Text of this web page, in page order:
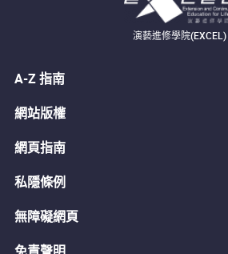
演藝進修學院(EXCEL)
A-Z 指南
網站版權
網頁指南
私隱條例
無障礙網頁